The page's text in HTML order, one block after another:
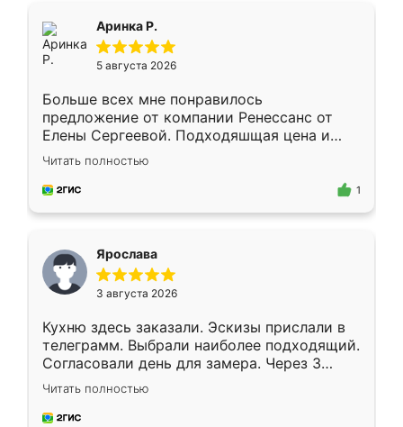
Аринка Р.
5 августа 2026
Больше всех мне понравилось
предложение от компании Ренессанс от
Елены Сергеевой. Подходяшщая цена и
короткие сроки изготовления. Приехавший
для замера сотрудник Владислав
предложил по моему эскизу самый
Читать полностью
1
Ярослава
3 августа 2026
Кухню здесь заказали. Эскизы прислали в
телеграмм. Выбрали наиболее подходящий.
Согласовали день для замера. Через 3
недели кухня была уже готова. Остались
довольны работой. Спасибо Ренессанс
мебель за качественную работу!
Читать полностью